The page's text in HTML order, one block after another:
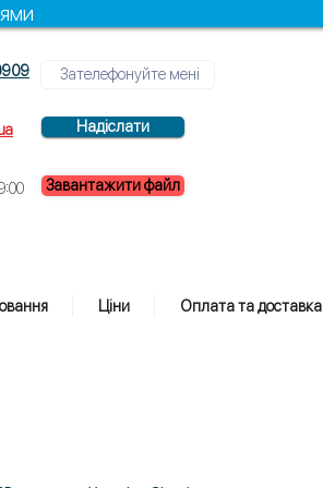
Надіслати
Завантажити файл
Ціни Оплата та доставка